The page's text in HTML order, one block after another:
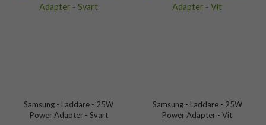
Samsung - Laddare - 25W
Power Adapter - Svart
Samsung - Laddare - 25W
Power Adapter - Vit